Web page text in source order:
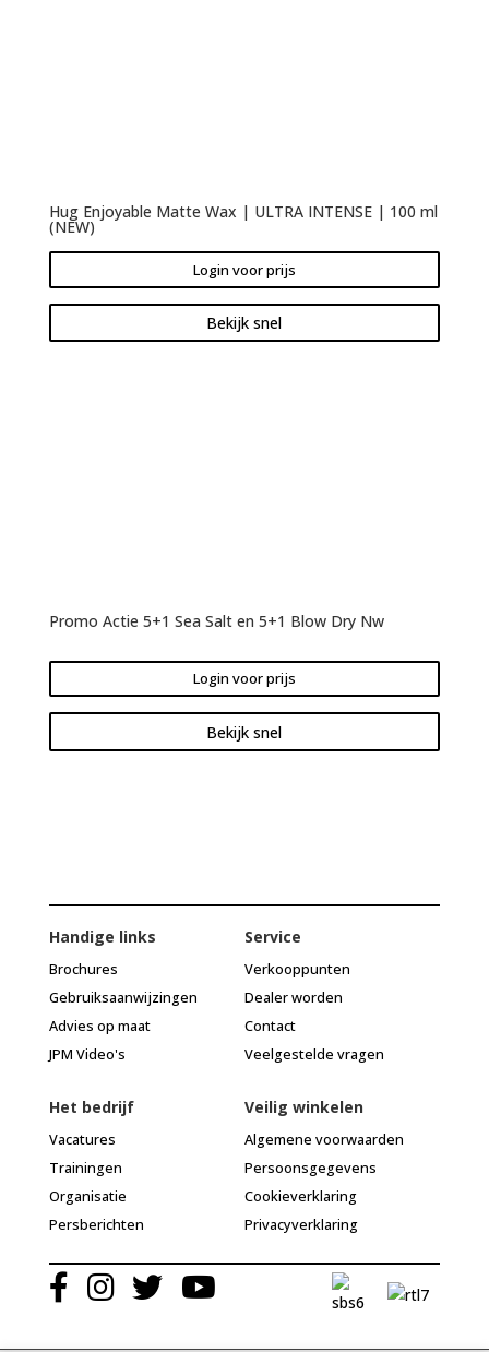
Hug Enjoyable Matte Wax | ULTRA INTENSE | 100 ml
(NEW)
Login voor prijs
Bekijk snel
Promo Actie 5+1 Sea Salt en 5+1 Blow Dry Nw
Login voor prijs
Bekijk snel
Handige links
Brochures
Gebruiksaanwijzingen
Advies op maat
JPM Video's
Service
Verkooppunten
Dealer worden
Contact
Veelgestelde vragen
Het bedrijf
Vacatures
Trainingen
Organisatie
Persberichten
Veilig winkelen
Algemene voorwaarden
Persoonsgegevens
Cookieverklaring
Privacyverklaring